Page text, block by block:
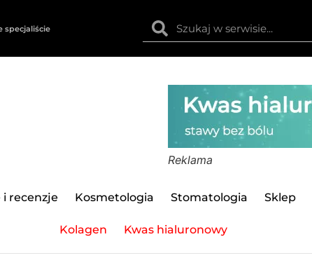
specjaliście
Reklama
i recenzje Kosmetologia Stomatologia Sklep
Kolagen Kwas hialuronowy